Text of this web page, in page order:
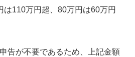
は110万円超、80万円は60万円
告が不要であるため、上記金額